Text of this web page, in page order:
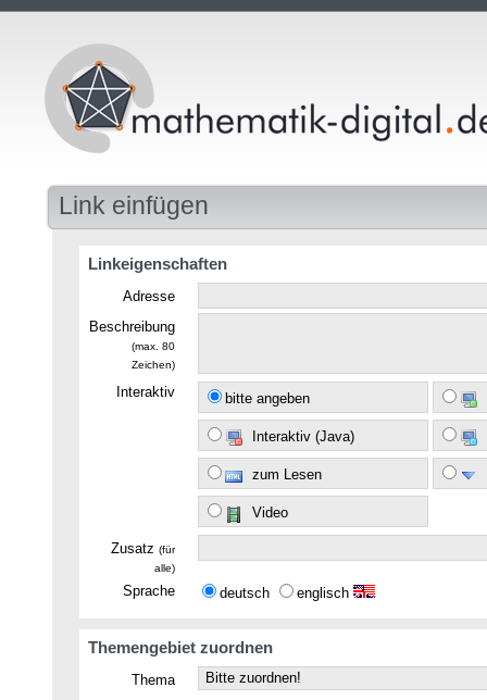
Link einfügen
Linkeigenschaften
Adresse
Beschreibung
(max. 80
Zeichen)
Interaktiv bitte angeben
Interaktiv (Java)
zum Lesen
Video
Zusatz (für
alle)
Sprache deutsch englisch
Themengebiet zuordnen
Thema